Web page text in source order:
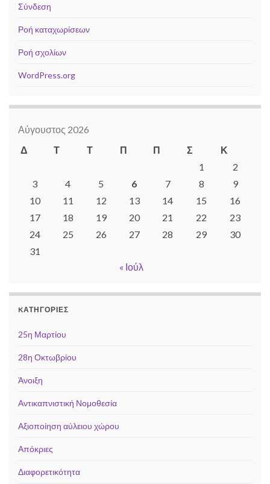
Σύνδεση
Ροή καταχωρίσεων
Ροή σχολίων
WordPress.org
Αύγουστος 2026
Δ
Τ Τ Π Π Σ
Κ
1
2
3
4 5 6 7 8
9
10
11 12 13 14 15
16
17
18 19 20 21 22
23
24
25 26 27 28 29
30
31
« Ιούλ
KΑΤΗΓΟΡΊΕΣ
25η Μαρτίου
28η Οκτωβρίου
Άνοιξη
Αντικαπνιστική Νομοθεσία
Αξιοποίηση αύλειου χώρου
Απόκριες
Διαφορετικότητα